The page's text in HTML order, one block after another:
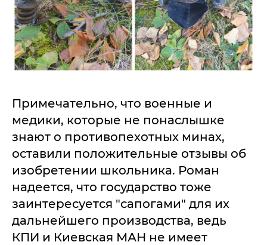
Примечательно, что военные и
медики, которые не понаслышке
знают о противопехотных минах,
оставили положительные отзывы об
изобретении школьника. Роман
надеется, что государство тоже
заинтересуется "сапогами" для их
дальнейшего производства, ведь
КПИ и Киевская МАН не имеет